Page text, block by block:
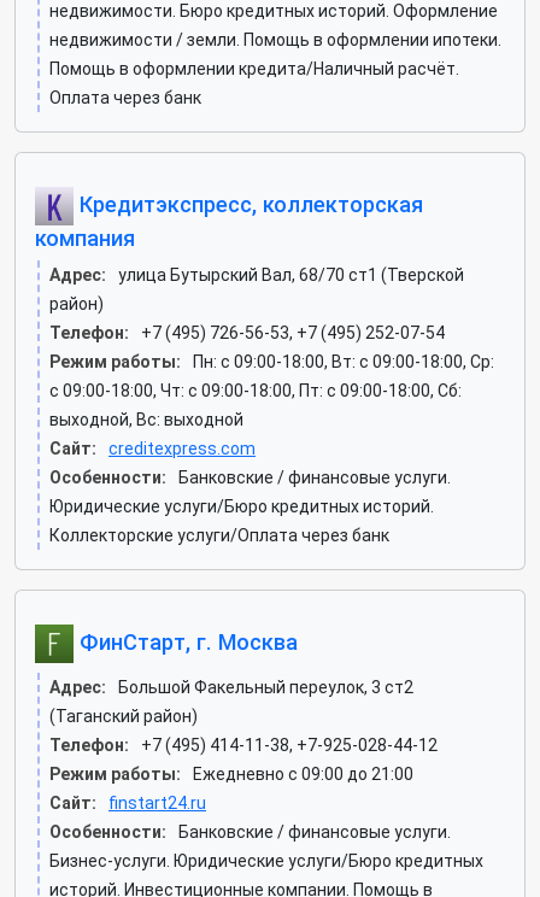
недвижимости. Бюро кредитных историй. Оформление
недвижимости / земли. Помощь в оформлении ипотеки.
Помощь в оформлении кредита/Наличный расчёт.
Оплата через банк
Кредитэкспресс, коллекторская
компания
Адрес:
улица Бутырский Вал, 68/70 ст1 (Тверской
район)
Телефон:
+7 (495) 726-56-53, +7 (495) 252-07-54
Режим работы:
Пн: c 09:00-18:00, Вт: c 09:00-18:00, Ср:
c 09:00-18:00, Чт: c 09:00-18:00, Пт: c 09:00-18:00, Сб:
выходной, Вс: выходной
Сайт:
creditexpress.com
Особенности:
Банковские / финансовые услуги.
Юридические услуги/Бюро кредитных историй.
Коллекторские услуги/Оплата через банк
ФинСтарт, г. Москва
Адрес:
Большой Факельный переулок, 3 ст2
(Таганский район)
Телефон:
+7 (495) 414-11-38, +7-925-028-44-12
Режим работы:
Ежедневно с 09:00 до 21:00
Сайт:
finstart24.ru
Особенности:
Банковские / финансовые услуги.
Бизнес-услуги. Юридические услуги/Бюро кредитных
историй. Инвестиционные компании. Помощь в